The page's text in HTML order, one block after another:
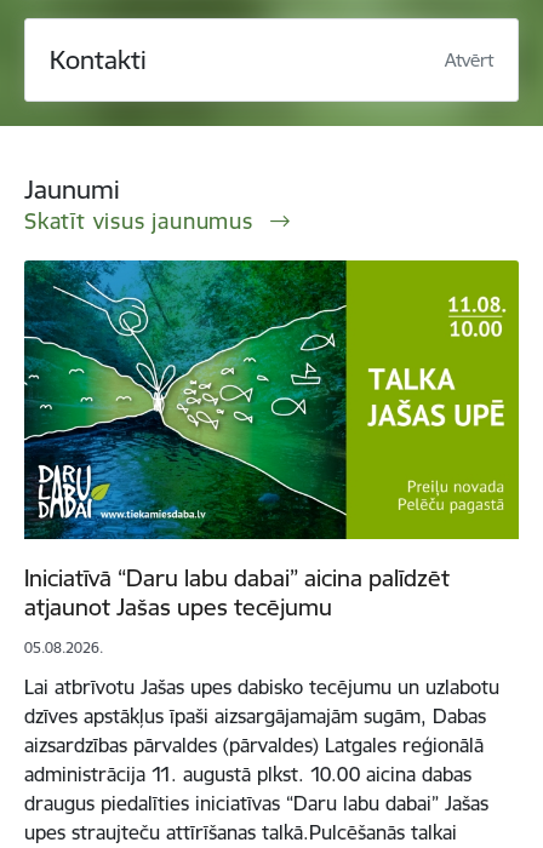
Kontakti Atvērt
Jaunumi
Skatīt visus jaunumus
Iniciatīvā “Daru labu dabai” aicina palīdzēt
atjaunot Jašas upes tecējumu
05.08.2026.
Lai atbrīvotu Jašas upes dabisko tecējumu un uzlabotu
dzīves apstākļus īpaši aizsargājamajām sugām, Dabas
aizsardzības pārvaldes (pārvaldes) Latgales reģionālā
administrācija 11. augustā plkst. 10.00 aicina dabas
draugus piedalīties iniciatīvas “Daru labu dabai” Jašas
upes straujteču attīrīšanas talkā.Pulcēšanās talkai